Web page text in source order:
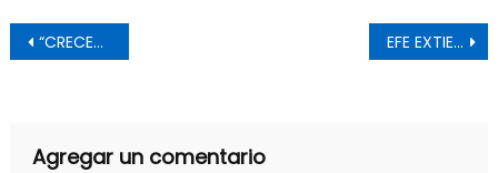
Navegación de entradas
“CRECEMOS JUNTOS”: EL PLAN COMUNAL DE CONVIVENCIA ESCOLAR QUE ESTÁ EJECUTANDO LA MUNICIPALIDAD DE RANCAGUA EFE EXTIENDE SERVICIOS ESPECIALES A TALCA Y CURICÓ PARA ESTE MIÉRCOLES 27 DE ABRIL
Agregar un comentario